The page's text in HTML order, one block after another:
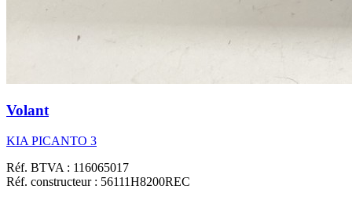
Volant
KIA PICANTO 3
Réf. BTVA : 116065017
Réf. constructeur : 56111H8200REC